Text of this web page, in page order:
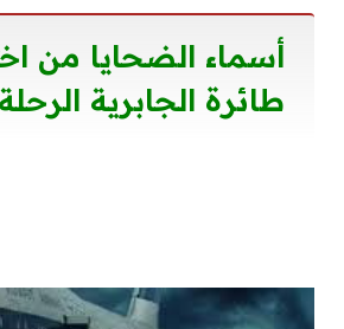
أسماء الضحايا من
طائرة الجابرية الرحلة 422